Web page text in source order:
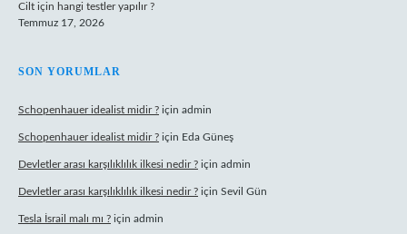
Cilt için hangi testler yapılır ?
Temmuz 17, 2026
SON YORUMLAR
Schopenhauer idealist midir ? için admin
Schopenhauer idealist midir ? için Eda Güneş
Devletler arası karşılıklılık ilkesi nedir ? için admin
Devletler arası karşılıklılık ilkesi nedir ? için Sevil Gün
Tesla İsrail malı mı ? için admin